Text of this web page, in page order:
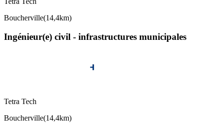
Boucherville(14,4km)
Ingénieur(e) civil - infrastructures municipales
Tetra Tech
Boucherville(14,4km)